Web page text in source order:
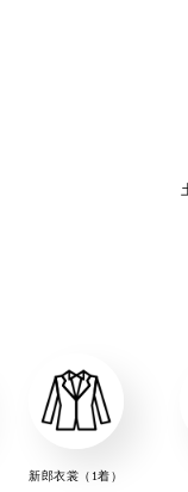
新郎衣裳（1着）